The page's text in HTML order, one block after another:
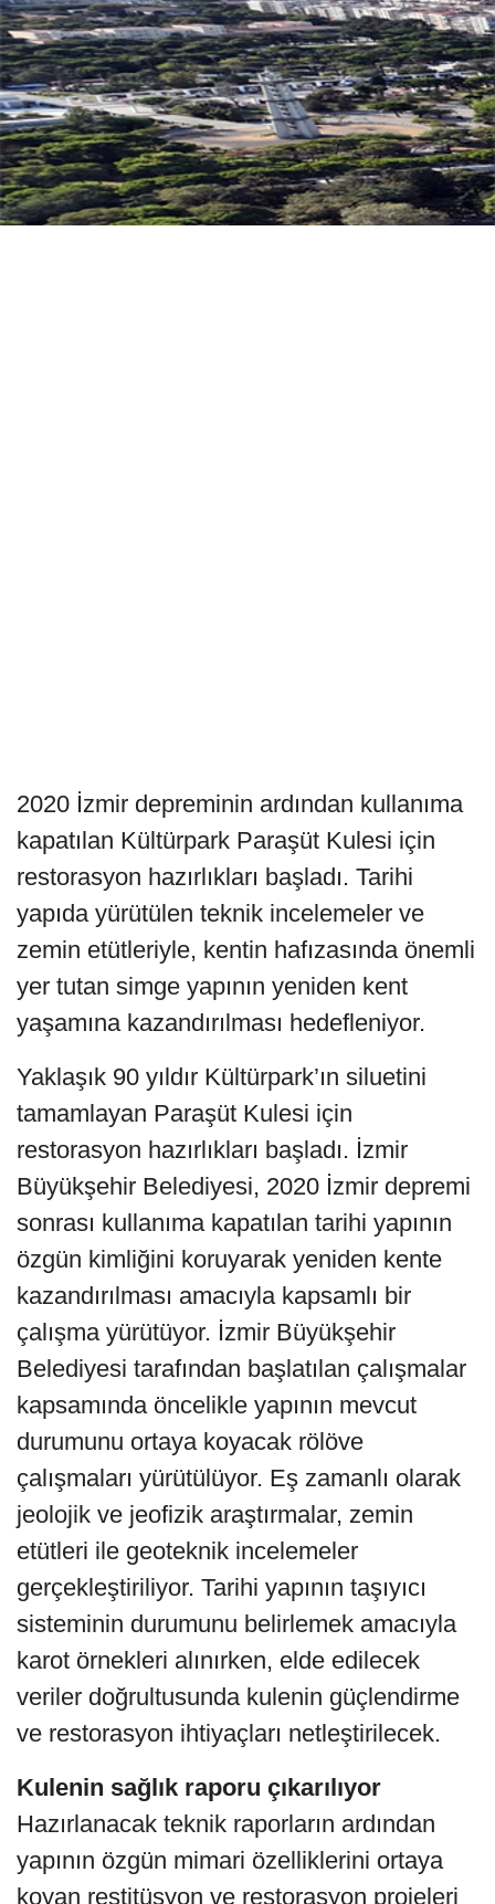
2020 İzmir depreminin ardından kullanıma
kapatılan Kültürpark Paraşüt Kulesi için
restorasyon hazırlıkları başladı. Tarihi
yapıda yürütülen teknik incelemeler ve
zemin etütleriyle, kentin hafızasında önemli
yer tutan simge yapının yeniden kent
yaşamına kazandırılması hedefleniyor.
Yaklaşık 90 yıldır Kültürpark’ın siluetini
tamamlayan Paraşüt Kulesi için
restorasyon hazırlıkları başladı. İzmir
Büyükşehir Belediyesi, 2020 İzmir depremi
sonrası kullanıma kapatılan tarihi yapının
özgün kimliğini koruyarak yeniden kente
kazandırılması amacıyla kapsamlı bir
çalışma yürütüyor. İzmir Büyükşehir
Belediyesi tarafından başlatılan çalışmalar
kapsamında öncelikle yapının mevcut
durumunu ortaya koyacak rölöve
çalışmaları yürütülüyor. Eş zamanlı olarak
jeolojik ve jeofizik araştırmalar, zemin
etütleri ile geoteknik incelemeler
gerçekleştiriliyor. Tarihi yapının taşıyıcı
sisteminin durumunu belirlemek amacıyla
karot örnekleri alınırken, elde edilecek
veriler doğrultusunda kulenin güçlendirme
ve restorasyon ihtiyaçları netleştirilecek.
Kulenin sağlık raporu çıkarılıyor
Hazırlanacak teknik raporların ardından
yapının özgün mimari özelliklerini ortaya
koyan restitüsyon ve restorasyon projeleri